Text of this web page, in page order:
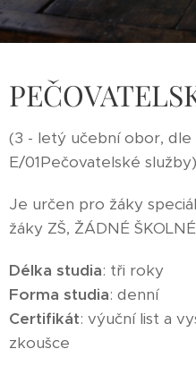
(3 - letý učební obor, dle
E/01Pečovatelské služby)
Je určen pro žáky
žáky ZŠ, ŽÁDNÉ ŠKOLNÉ
Délka studia: tři roky
Forma studia: denní
Certifikát: výuční list a
zkoušce